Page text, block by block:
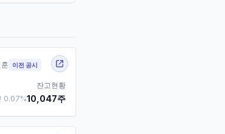
이전 공시
잔고현황
0.07%10,047주